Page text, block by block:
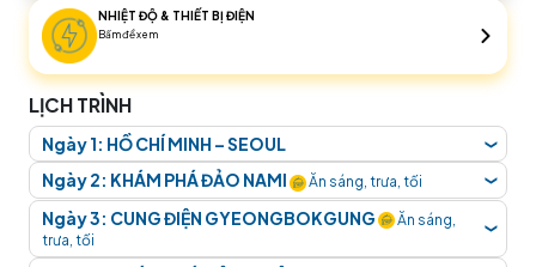
NHIỆT ĐỘ & THIẾT BỊ ĐIỆN
Bấm để xem
LỊCH TRÌNH
Ngày 1: HỒ CHÍ MINH – SEOUL ❮
Quý khách tập trung tại sân bayTân Sơn Nhất, Ga
Quốc Tế, lầu 2.Hướng dẫn viên đón và hỗ trợ quý
khách làm thủ tục đáp chuyến bay điIncheon –
Ngày 2: KHÁM PHÁ ĐẢO NAMI Ăn sáng, trưa, tối ❮
Tới sân bay, đoàn làm thủ tục nhập cảnh tại sân bay
Incheon. Xe và HDV địa phương đón đoàn đi ăn
Ngày 3: CUNG ĐIỆN GYEONGBOKGUNG
Ăn sáng,
trưa, tối
❮